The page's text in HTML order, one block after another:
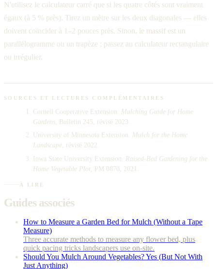
N'utilisez le calculateur carré que si les quatre côtés sont vraiment
égaux (à 5 % près). Tirez un mètre sur les deux diagonales — elles
doivent coïncider à 1–2 pouces près. Sinon, le massif est un
parallélogramme ou un trapèze ; passez au calculateur rectangulaire
ou irrégulier.
SOURCES ET LECTURES COMPLÉMENTAIRES
Cornell Cooperative Extension. Mulching Guide for Home
Gardens, Bulletin 245, révisé 2023.
University of Minnesota Extension. Mulch for the Home
Landscape, révisé 2022.
Iowa State University Extension. Raised-Bed Gardening for the
Home Vegetable Plot , PM 0870, 2021.
À LIRE
Guides associés
How to Measure a Garden Bed for Mulch (Without a Tape
Measure)
Three accurate methods to measure any flower bed, plus
quick pacing tricks landscapers use on-site.
Should You Mulch Around Vegetables? Yes (But Not With
Just Anything)